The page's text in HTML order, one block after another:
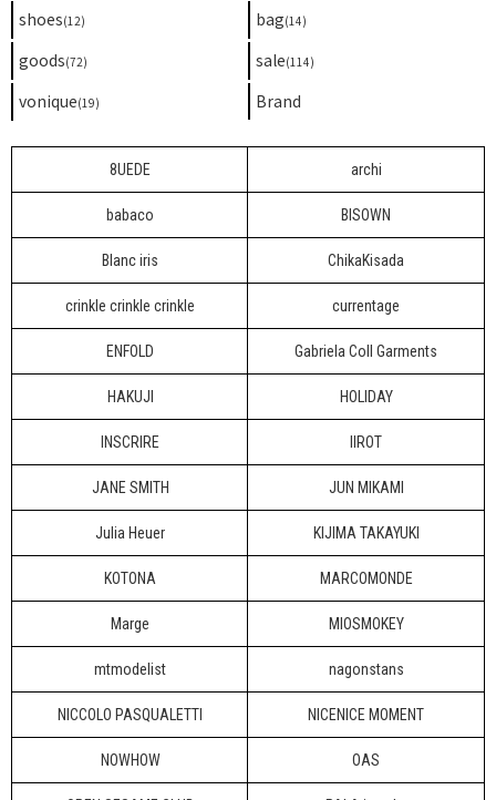
shoes(12) bag(14)
goods(72) sale(114)
vonique(19) Brand
8UEDE archi
babaco BISOWN
Blanc iris ChikaKisada
crinkle crinkle crinkle currentage
ENFOLD Gabriela Coll Garments
HAKUJI HOLIDAY
INSCRIRE IIROT
JANE SMITH JUN MIKAMI
Julia Heuer KIJIMA TAKAYUKI
KOTONA MARCOMONDE
Marge MIOSMOKEY
mtmodelist nagonstans
NICCOLO PASQUALETTI NICENICE MOMENT
NOWHOW OAS